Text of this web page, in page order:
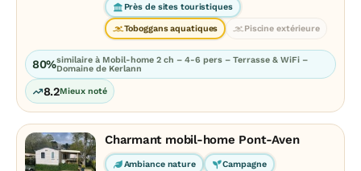
Près de sites touristiques
Toboggans aquatiques Piscine extérieure
80%similaire à Mobil-home 2 ch – 4-6 pers – Terrasse & WiFi –
Domaine de Kerlann
8.2Mieux noté
Charmant mobil-home Pont-Aven
Ambiance nature Campagne